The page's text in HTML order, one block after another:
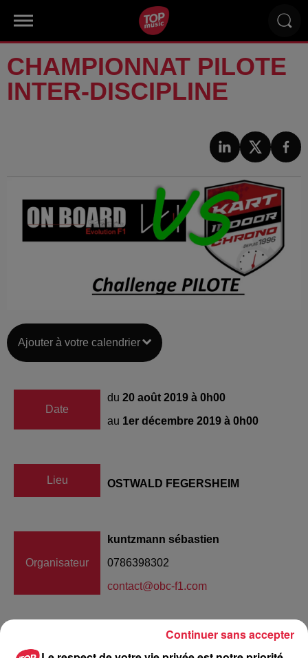
CHAMPIONNAT PILOTE
INTER-DISCIPLINE
Ajouter à votre calendrier
Date
du 20 août 2019 à 0h00
au 1er décembre 2019 à 0h00
Lieu OSTWALD FEGERSHEIM
Organisateur
kuntzmann sébastien
0786398302
contact@obc-f1.com
Continuer sans accepter